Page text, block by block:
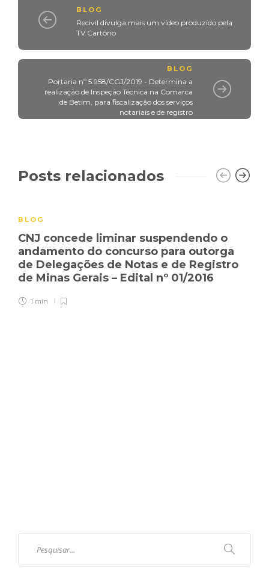
BLOG
Recivil divulga mais um vídeo produzido pela
TV Cartório
BLOG
Portaria nº 5.958/CGJ/2019 - Determina a
realização de Inspeção Técnica na Comarca
de Betim, para fiscalização dos serviços
notariais e de registro
Posts relacionados
BLOG
CNJ concede liminar suspendendo o
andamento do concurso para outorga
de Delegações de Notas e de Registro
de Minas Gerais – Edital nº 01/2016
1 min